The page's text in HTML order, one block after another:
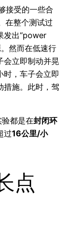
接受的一些合
在整个测试过
发出“power
然而在低速行
会立即制动并晃
时，车子会立即
措施。此时，驾
都是在封闭环
过16公里/小
点